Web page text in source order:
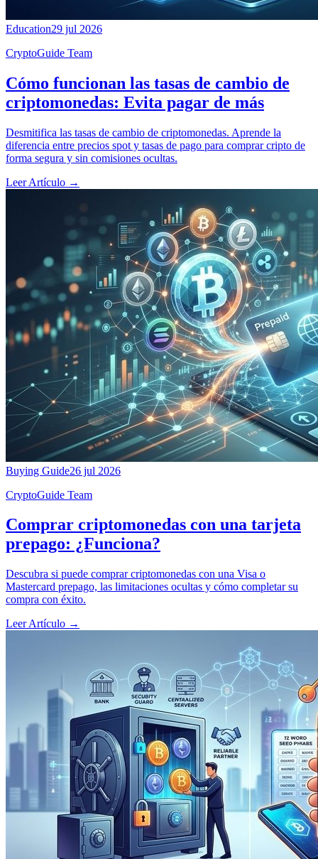
Education29 jul 2026
CryptoGuide Team
Cómo funcionan las tasas de cambio de
criptomonedas: Evita pagar de más
Desmitifica las tasas de cambio de criptomonedas. Aprende la
diferencia entre precios spot y tasas de pago para comprar cripto de
forma segura y sin comisiones ocultas.
Leer Artículo →
Buying Guide26 jul 2026
CryptoGuide Team
Comprar criptomonedas con una tarjeta
prepago: ¿Funciona?
Descubra si puede comprar criptomonedas con una Visa o
Mastercard prepago, las limitaciones ocultas y cómo completar su
compra con éxito.
Leer Artículo →